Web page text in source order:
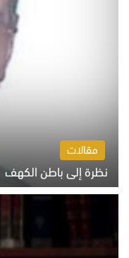
مقالات
نظرة إلى باطن الكهف
السبت 8 أغسطس 2026 11:04 ص